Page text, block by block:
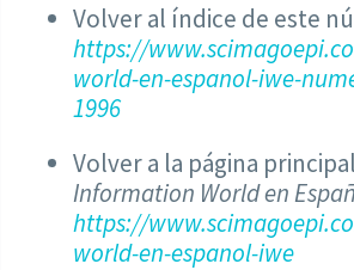
Volver al índice de este
https://
world-en-espanol-iwe-
1996
Volver a la página
Information World en
https://
world-en-espanol-iwe